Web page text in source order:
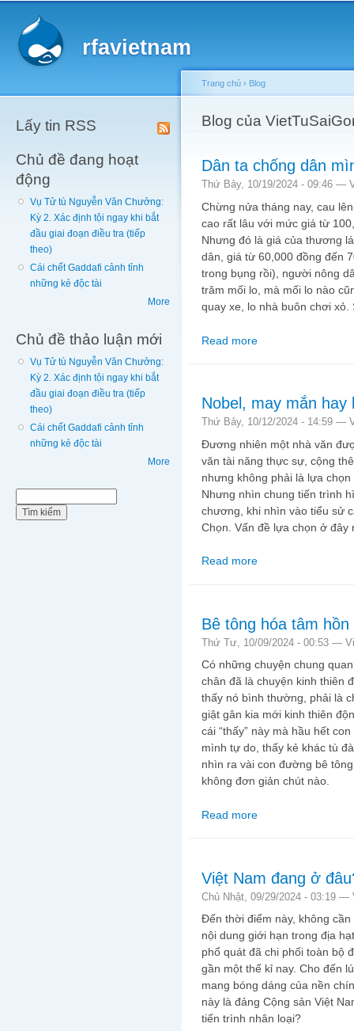
rfavietnam
Lấy tin RSS
Chủ đề đang hoạt
động
Vụ Tử tù Nguyễn Văn Chưởng:
Kỳ 2. Xác định tội ngay khi bắt
đầu giai đoạn điều tra (tiếp
theo)
Cái chết Gaddafi cảnh tỉnh
những kẻ độc tài
More
Chủ đề thảo luận mới
Vụ Tử tù Nguyễn Văn Chưởng:
Kỳ 2. Xác định tội ngay khi bắt
đầu giai đoạn điều tra (tiếp
theo)
Cái chết Gaddafi cảnh tỉnh
những kẻ độc tài
More
You are here
Trang chủ › Blog
Blog của
Dân ta chống dân
Thứ Bảy, 10/19/2024 - 09:46 —
Chừng nửa tháng nay, cau
cao rất lâu với mức giá từ
Nhưng đó là giá của thương
dân, giá từ 60,000 đồng đến
trong bụng rồi), người nông
trăm mối lo, mà mối lo nào
quay xe, lo nhà buôn chơi xỏ.
Read more
Nobel, may mắn hay
Thứ Bảy, 10/12/2024 - 14:59 —
Đương nhiên một nhà văn
văn tài năng thực sự, cộng
nhưng không phải là lựa
Nhưng nhìn chung tiến trình
chương, khi nhìn vào tiểu sử
Chọn. Vấn đề lựa chọn ở đây
Read more
Bê tông hóa tâm hồn
Thứ Tư, 10/09/2024 - 00:53 —
Có những chuyện chung
chân đã là chuyện kinh thiên
thấy nó bình thường, phải là
giật gân kia mới kinh thiên
cái “thấy” này mà hầu hết
mình tự do, thấy kẻ khác tù
nhìn ra vài con đường bê
không đơn giản chút nào.
Read more
Việt Nam đang ở
Chủ Nhật, 09/29/2024 - 03:19 —
Đến thời điểm này, không
nội dung giới hạn trong địa
phổ quát đã chi phối toàn bộ
gần một thế kỉ nay. Cho đến
mang bóng dáng của nền
này là đảng Cộng sản Việt
tiến trình nhân loại?